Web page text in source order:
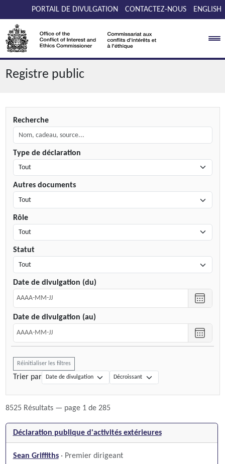
Passer au contenuPORTAIL DE DIVULGATION CONTACTEZ-NOUS ENGLISH
Registre public
Recherche
Type de déclaration
Autres documents
Rôle
Statut
Date de divulgation (du)
Choisir
une
Date de divulgation (au)
Choisir
une
Réinitialiser les filtres
Trier par
8525 Résultats — page 1 de 285
Déclaration publique d'activités extérieures
Sean Griffiths · Premier dirigeant